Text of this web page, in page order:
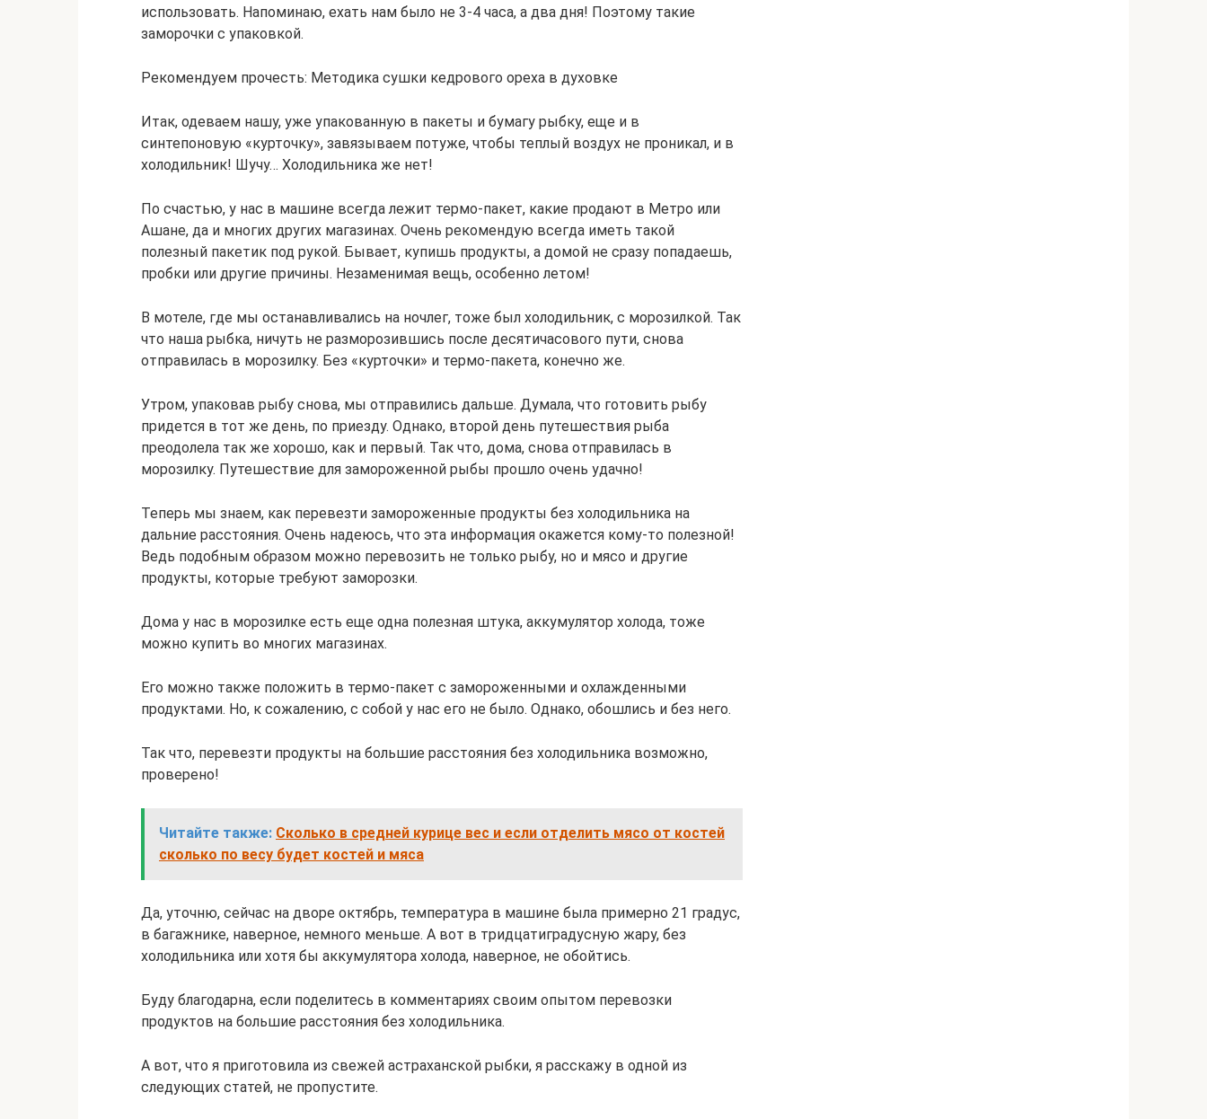
использовать. Напоминаю, ехать нам было не 3-4 часа, а два дня! Поэтому такие
заморочки с упаковкой.
Рекомендуем прочесть: Методика сушки кедрового ореха в духовке
Итак, одеваем нашу, уже упакованную в пакеты и бумагу рыбку, еще и в
синтепоновую «курточку», завязываем потуже, чтобы теплый воздух не проникал, и в
холодильник! Шучу… Холодильника же нет!
По счастью, у нас в машине всегда лежит термо-пакет, какие продают в Метро или
Ашане, да и многих других магазинах. Очень рекомендую всегда иметь такой
полезный пакетик под рукой. Бывает, купишь продукты, а домой не сразу попадаешь,
пробки или другие причины. Незаменимая вещь, особенно летом!
В мотеле, где мы останавливались на ночлег, тоже был холодильник, с морозилкой. Так
что наша рыбка, ничуть не разморозившись после десятичасового пути, снова
отправилась в морозилку. Без «курточки» и термо-пакета, конечно же.
Утром, упаковав рыбу снова, мы отправились дальше. Думала, что готовить рыбу
придется в тот же день, по приезду. Однако, второй день путешествия рыба
преодолела так же хорошо, как и первый. Так что, дома, снова отправилась в
морозилку. Путешествие для замороженной рыбы прошло очень удачно!
Теперь мы знаем, как перевезти замороженные продукты без холодильника на
дальние расстояния. Очень надеюсь, что эта информация окажется кому-то полезной!
Ведь подобным образом можно перевозить не только рыбу, но и мясо и другие
продукты, которые требуют заморозки.
Дома у нас в морозилке есть еще одна полезная штука, аккумулятор холода, тоже
можно купить во многих магазинах.
Его можно также положить в термо-пакет с замороженными и охлажденными
продуктами. Но, к сожалению, с собой у нас его не было. Однако, обошлись и без него.
Так что, перевезти продукты на большие расстояния без холодильника возможно,
проверено!
Читайте также: Сколько в средней курице вес и если отделить мясо от костей
сколько по весу будет костей и мяса
Да, уточню, сейчас на дворе октябрь, температура в машине была примерно 21 градус,
в багажнике, наверное, немного меньше. А вот в тридцатиградусную жару, без
холодильника или хотя бы аккумулятора холода, наверное, не обойтись.
Буду благодарна, если поделитесь в комментариях своим опытом перевозки
продуктов на большие расстояния без холодильника.
А вот, что я приготовила из свежей астраханской рыбки, я расскажу в одной из
следующих статей, не пропустите.